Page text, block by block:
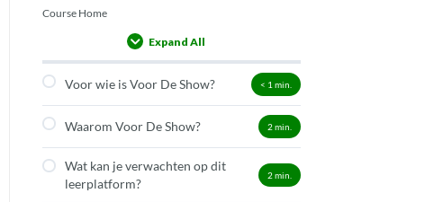
Course Home
Expand All
Lessons
Voor wie is Voor De Show? < 1 min.
Waarom Voor De Show? 2 min.
Wat kan je verwachten op dit
leerplatform?
2 min.